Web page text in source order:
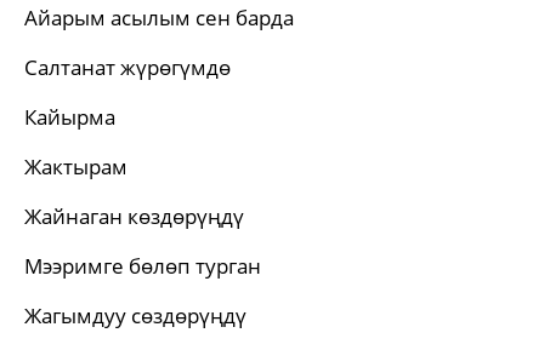
Айарым асылым сен барда
Салтанат жүрөгүмдө
Кайырма
Жактырам
Жайнаган көздөрүңдү
Мээримге бөлөп турган
Жагымдуу сөздөрүңдү